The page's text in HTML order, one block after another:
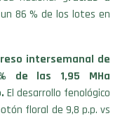
de las 1,95 MHa
El desarrollo fenológico
floral de 9,8 p.p. vs